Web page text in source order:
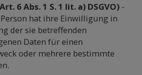
6 Abs. 1 S. 1 lit. a) DSGVO) -
hat ihre Einwilligung in
der sie betreffenden
Daten für einen
oder mehrere bestimmte